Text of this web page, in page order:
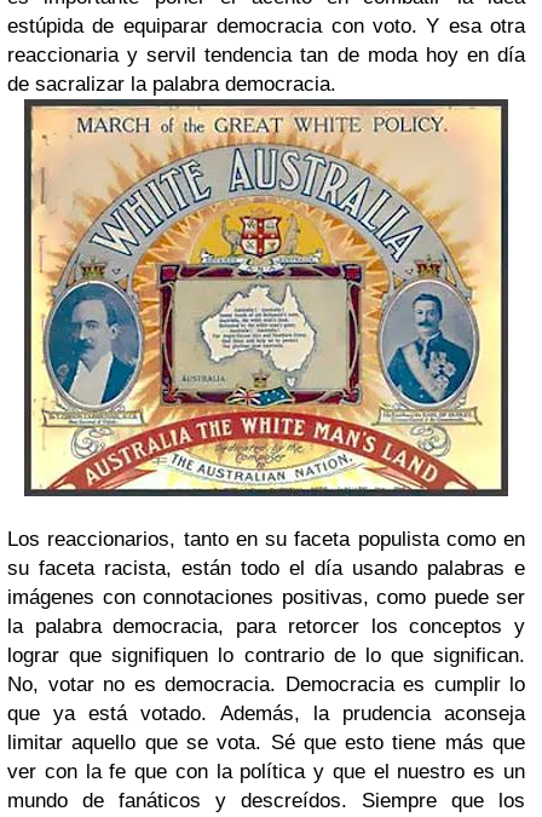
estúpida de equiparar democracia con voto. Y esa otra
reaccionaria y servil tendencia tan de moda hoy en día
de sacralizar la palabra democracia.
Los reaccionarios, tanto en su faceta populista como en
su faceta racista, están todo el día usando palabras e
imágenes con connotaciones positivas, como puede ser
la palabra democracia, para retorcer los conceptos y
lograr que signifiquen lo contrario de lo que significan.
No, votar no es democracia. Democracia es cumplir lo
que ya está votado. Además, la prudencia aconseja
limitar aquello que se vota. Sé que esto tiene más que
ver con la fe que con la política y que el nuestro es un
mundo de fanáticos y descreídos. Siempre que los